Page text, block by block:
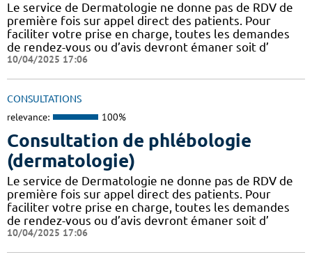
Le service de Dermatologie ne donne pas de RDV de
première fois sur appel direct des patients. Pour
faciliter votre prise en charge, toutes les demandes
de rendez-vous ou d’avis devront émaner soit d’
10/04/2025 17:06
CONSULTATIONS
relevance: 100%
Consultation de phlébologie
(dermatologie)
Le service de Dermatologie ne donne pas de RDV de
première fois sur appel direct des patients. Pour
faciliter votre prise en charge, toutes les demandes
de rendez-vous ou d’avis devront émaner soit d’
10/04/2025 17:06